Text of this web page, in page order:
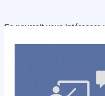
Ça pourrait vous intéresser :